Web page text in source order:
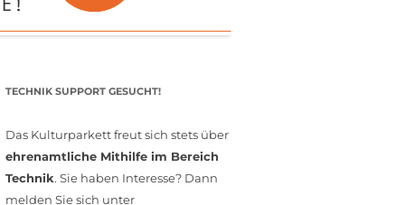
MITGLIEDSCHAFT
TECHNIK SUPPORT GESUCHT!
Das Kulturparkett freut sich stets über
ehrenamtliche Mithilfe im Bereich
Technik. Sie haben Interesse? Dann
melden Sie sich unter